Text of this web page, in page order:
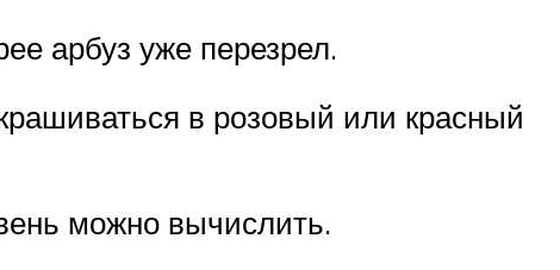
арбуз уже перезрел.
в розовый или красный
можно вычислить.